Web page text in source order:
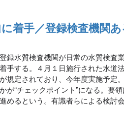
着手／登録検査機関
録水質検査機関が日常の水質検査
手する。４月１日施行された水道
規定されており、今年度実施予定
が“チェックポイント”になる。要
めるという。有識者らによる検討